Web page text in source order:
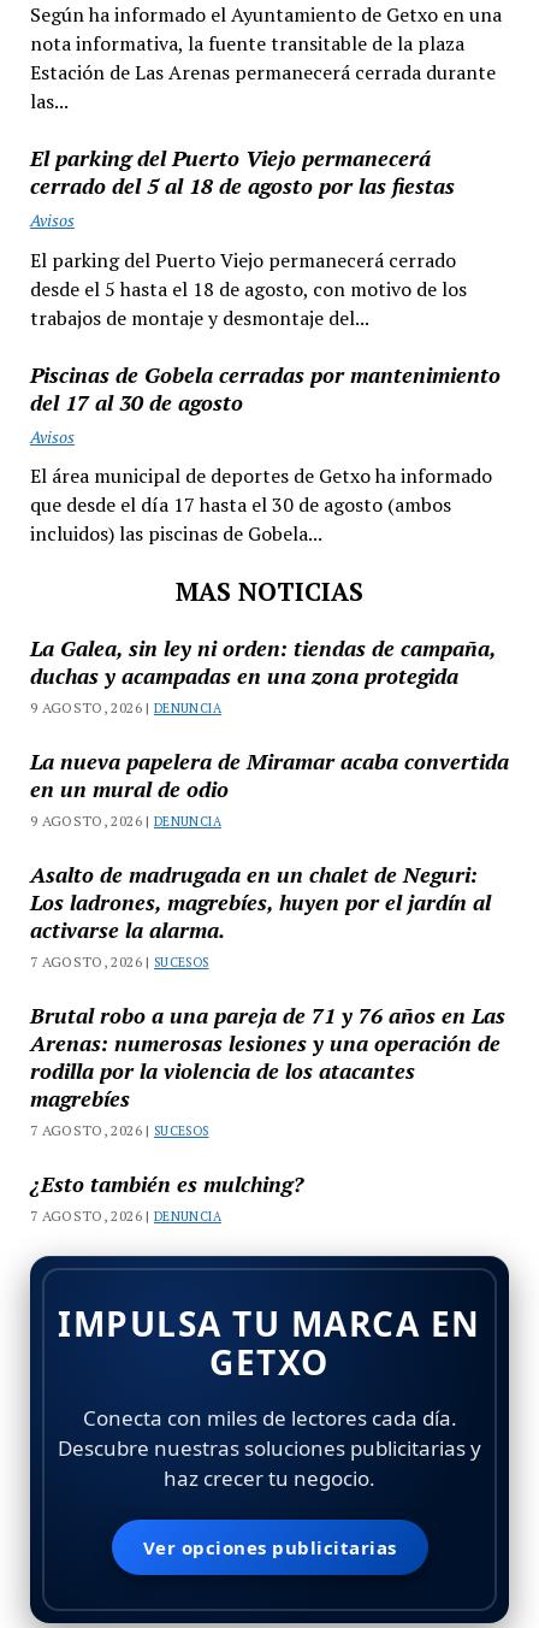
Según ha informado el Ayuntamiento de Getxo en una
nota informativa, la fuente transitable de la plaza
Estación de Las Arenas permanecerá cerrada durante
las...
El parking del Puerto Viejo permanecerá
cerrado del 5 al 18 de agosto por las fiestas
Avisos
El parking del Puerto Viejo permanecerá cerrado
desde el 5 hasta el 18 de agosto, con motivo de los
trabajos de montaje y desmontaje del...
Piscinas de Gobela cerradas por mantenimiento
del 17 al 30 de agosto
Avisos
El área municipal de deportes de Getxo ha informado
que desde el día 17 hasta el 30 de agosto (ambos
incluidos) las piscinas de Gobela...
MAS NOTICIAS
La Galea, sin ley ni orden: tiendas de campaña,
duchas y acampadas en una zona protegida
9 AGOSTO, 2026 |DENUNCIA
La nueva papelera de Miramar acaba convertida
en un mural de odio
9 AGOSTO, 2026 |DENUNCIA
Asalto de madrugada en un chalet de Neguri:
Los ladrones, magrebíes, huyen por el jardín al
activarse la alarma.
7 AGOSTO, 2026 | SUCESOS
Brutal robo a una pareja de 71 y 76 años en Las
Arenas: numerosas lesiones y una operación de
rodilla por la violencia de los atacantes
magrebíes
7 AGOSTO, 2026 | SUCESOS
¿Esto también es mulching?
7 AGOSTO, 2026 |DENUNCIA
IMPULSA TU MARCA EN
GETXO
Conecta con miles de lectores cada día.
Descubre nuestras soluciones publicitarias y
haz crecer tu negocio.
Ver opciones publicitarias